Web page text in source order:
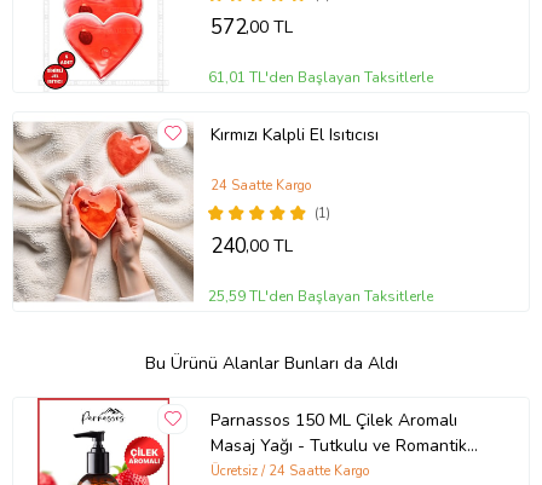
572,00 TL
61,01 TL'den Başlayan Taksitlerle
Kırmızı Kalpli El Isıtıcısı
(1)
24 Saatte Kargo
240,00 TL
25,59 TL'den Başlayan Taksitlerle
Bu Ürünü Alanlar Bunları da Aldı
Parnassos 150 ML Çilek Aromalı
Masaj Yağı - Tutkulu ve Romantik
Masaj Deneyimi (150 ML)
Ücretsiz / 24 Saatte Kargo